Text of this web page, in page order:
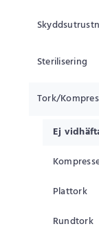
Sterilisering
Tork/
Ej
Plattork
Rundtork